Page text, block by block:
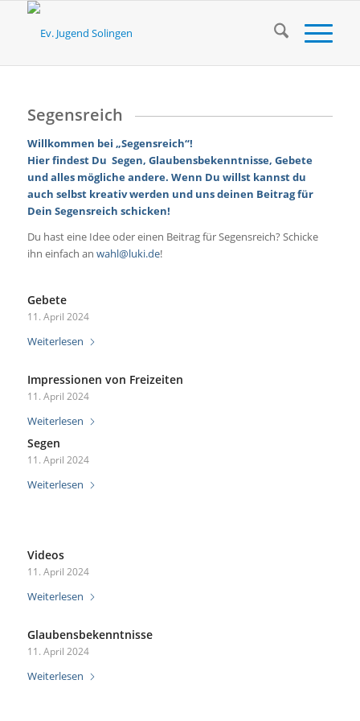
Segensreich
Willkommen bei „Segensreich“!
Hier findest Du Segen, Glaubensbekenntnisse, Gebete
und alles mögliche andere. Wenn Du willst kannst du
auch selbst kreativ werden und uns deinen Beitrag für
Dein Segensreich schicken!
Du hast eine Idee oder einen Beitrag für Segensreich? Schicke
ihn einfach an wahl@luki.de!
Gebete
11. April 2024
Weiterlesen
Impressionen von Freizeiten
11. April 2024
Weiterlesen
Segen
11. April 2024
Weiterlesen
Videos
11. April 2024
Weiterlesen
Glaubensbekenntnisse
11. April 2024
Weiterlesen